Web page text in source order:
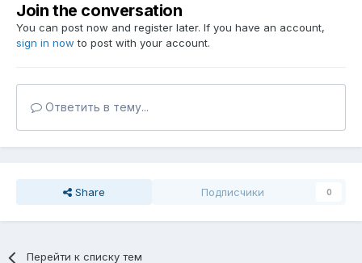
Join the conversation
You can post now and register later. If you have an account,
sign in now to post with your account.
Ответить в тему...
Share Подписчики 0
Перейти к списку тем